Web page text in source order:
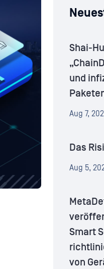
Shai-
und
Aug 7,
Das
Aug 5,
Smart
von